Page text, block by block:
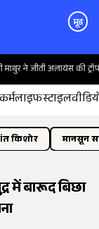
मूड
ने जीती अलायंस की
लाइफस्टाइल
किशोर मानसून
में बारूद बिछा